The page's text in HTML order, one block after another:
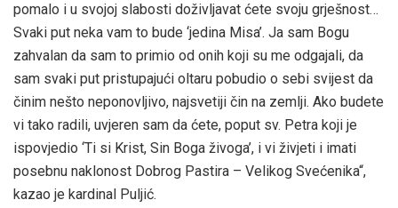
pomalo i u svojoj slabosti doživljavat ćete svoju grješnost…
Svaki put neka vam to bude ‘jedina Misa’. Ja sam Bogu
zahvalan da sam to primio od onih koji su me odgajali, da
sam svaki put pristupajući oltaru pobudio o sebi svijest da
činim nešto neponovljivo, najsvetiji čin na zemlji. Ako budete
vi tako radili, uvjeren sam da ćete, poput sv. Petra koji je
ispovjedio ‘Ti si Krist, Sin Boga živoga’, i vi živjeti i imati
posebnu naklonost Dobrog Pastira – Velikog Svećenika“,
kazao je kardinal Puljić.